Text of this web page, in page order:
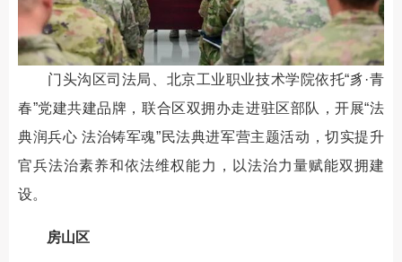
门头沟区司法局、北京工业职业技术学院依托“豸·青
春”党建共建品牌，联合区双拥办走进驻区部队，开展“法
典润兵心 法治铸军魂”民法典进军营主题活动，切实提升
官兵法治素养和依法维权能力，以法治力量赋能双拥建
设。
房山区